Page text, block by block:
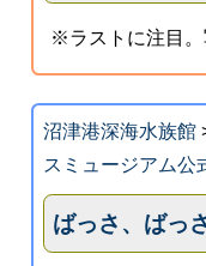
※ラストに注目。
沼津港深海水族館
スミュージアム公
ばっさ、ばっ